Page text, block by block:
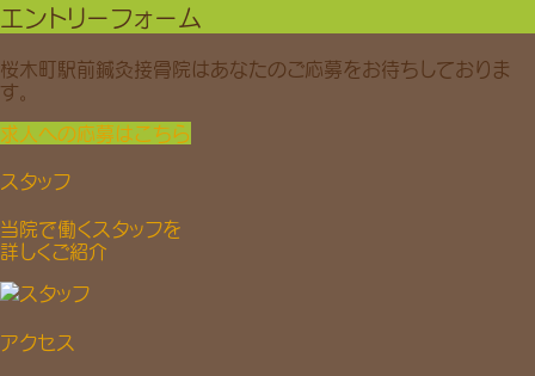
エントリーフォーム
桜木町駅前鍼灸接骨院はあなたのご応募をお待ちしておりま
す。
求人への応募はこちら
スタッフ
当院で働くスタッフを
詳しくご紹介
アクセス